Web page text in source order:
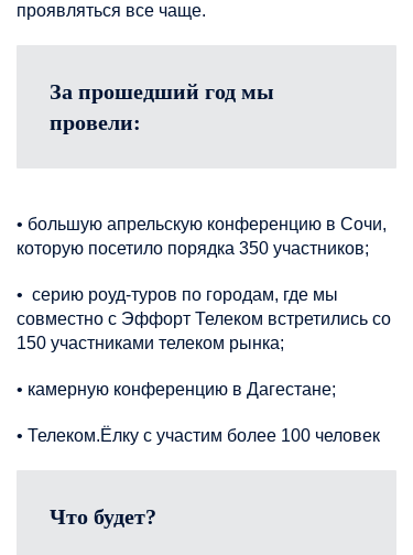
проявляться все чаще.
За прошедший год мы
провели:
• большую апрельскую конференцию в Сочи,
которую посетило порядка 350 участников;
• серию роуд-туров по городам, где мы
совместно с Эффорт Телеком встретились со
150 участниками телеком рынка;
• камерную конференцию в Дагестане;
• Телеком.Ёлку с участим более 100 человек
Что будет?